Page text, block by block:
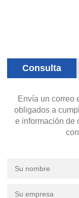
Consulta
Envía un correo
obligados a
e información de